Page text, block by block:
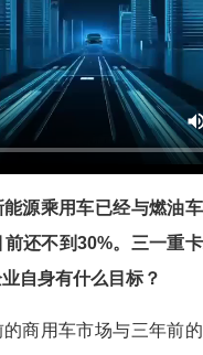
源乘用车已经与燃油
还不到30%。三一重
自身有什么目标？
的商用车市场与三年前